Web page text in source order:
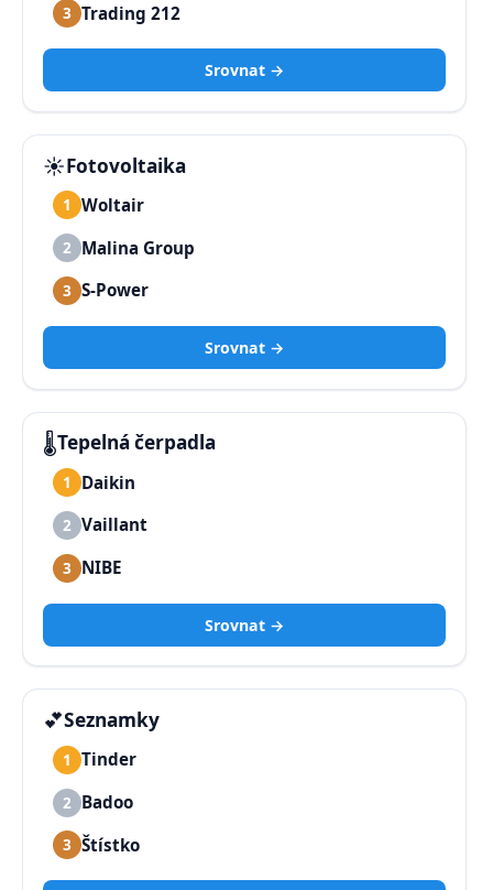
3 Trading 212
Srovnat →
☀️Fotovoltaika
1 Woltair
2 Malina Group
3 S-Power
Srovnat →
🌡️Tepelná čerpadla
1 Daikin
2 Vaillant
3 NIBE
Srovnat →
💕Seznamky
1 Tinder
2 Badoo
3 Štístko